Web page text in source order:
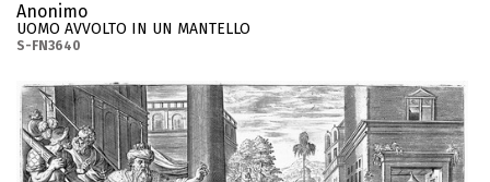
Anonimo
UOMO AVVOLTO IN UN MANTELLO
S-FN3640